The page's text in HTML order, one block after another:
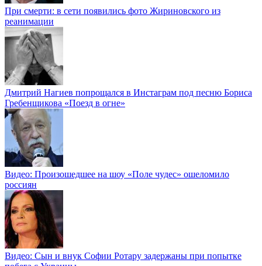
При смерти: в сети появились фото Жириновского из
реанимации
Дмитрий Нагиев попрощался в Инстаграм под песню Бориса
Гребенщикова «Поезд в огне»
Видео: Произошедшее на шоу «Поле чудес» ошеломило
россиян
Видео: Сын и внук Софии Ротару задержаны при попытке